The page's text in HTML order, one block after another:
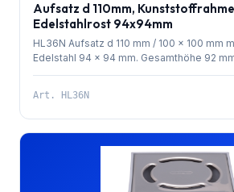
Aufsatz d 110mm,
Edelstahlrost 94x94mm
HL36N Aufsatz d 110 mm / 100 x 100 mm
Edelstahl 94 x 94 mm. Gesamthöhe 92
mm
Art. HL36N